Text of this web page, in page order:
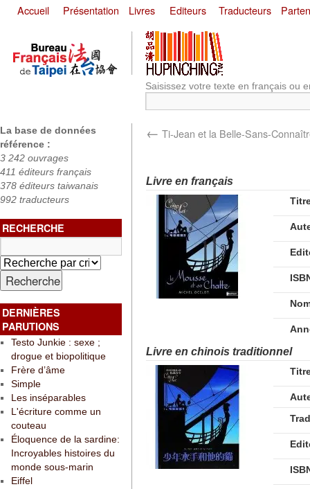
Accueil Présentation Livres Editeurs Traducteurs
Saisissez votre texte en français ou
La base de données
référence :
3 242 ouvrages
411 éditeurs français
378 éditeurs taiwanais
992 traducteurs
RECHERCHE
DERNIÈRES
PARUTIONS
Testo Junkie : sexe ;
drogue et biopolitique
Frère d’âme
Simple
Les inséparables
L'écriture comme un
couteau
Éloquence de la sardine:
Incroyables histoires du
monde sous-marin
Eiffel
← Ti-Jean et la Belle-Sans-
Livre en français
Livre en chinois traditionnel